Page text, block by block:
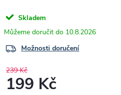
Skladem
10.8.2026
Možnosti doručení
239 Kč
199 Kč